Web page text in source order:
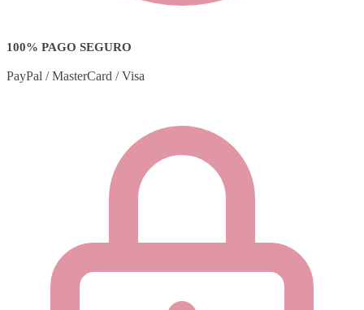
100% PAGO SEGURO
PayPal / MasterCard / Visa